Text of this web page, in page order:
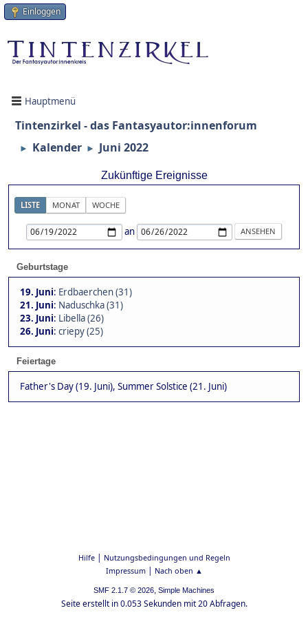
Einloggen
Hauptmenü
Tintenzirkel - das Fantasyautor:innenforum
► Kalender ► Juni 2022
Zukünftige Ereignisse
LISTE MONAT WOCHE
an
Geburtstage
19. Juni: Erdbaerchen (31)
21. Juni: Naduschka (31)
23. Juni: Libella (26)
26. Juni: criepy (25)
Feiertage
Father's Day (19. Juni), Summer Solstice (21. Juni)
Hilfe| Nutzungsbedingungen und Regeln
Impressum| Nach oben ▲
SMF 2.1.7 © 2026, Simple Machines
Seite erstellt in 0.053 Sekunden mit 20 Abfragen.